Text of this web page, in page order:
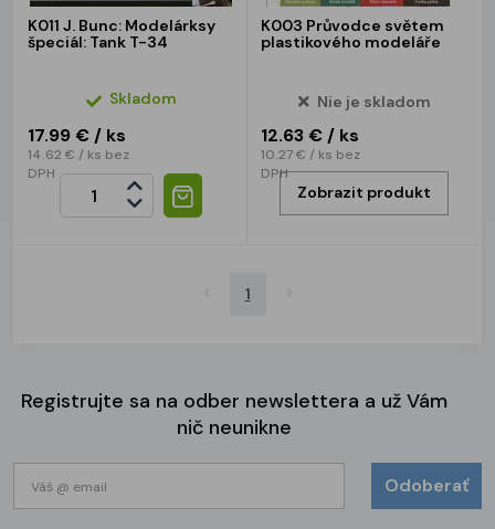
K011 J. Bunc: Modelárksy
špeciál: Tank T-34
Skladom
17.99 € / ks
14.62 € / ks bez
DPH
K003 Průvodce světem
plastikového modeláře
Nie je skladom
12.63 € / ks
10.27 € / ks bez
DPH
Zobrazit produkt
1
Registrujte sa na odber newslettera a už Vám
nič neunikne
Odoberať